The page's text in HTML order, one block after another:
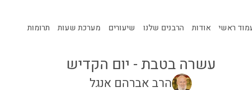
ראשי אודות הרבנים שלנו שיעורים מערכת שעות תרומות
עשרה בטבת - יום הקדיש
הרב אברהם אנגל